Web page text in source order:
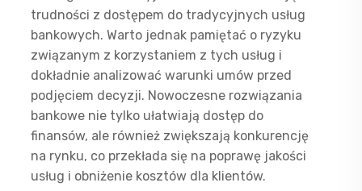
trudności z dostępem do tradycyjnych usług
bankowych. Warto jednak pamiętać o ryzyku
związanym z korzystaniem z tych usług i
dokładnie analizować warunki umów przed
podjęciem decyzji. Nowoczesne rozwiązania
bankowe nie tylko ułatwiają dostęp do
finansów, ale również zwiększają konkurencję
na rynku, co przekłada się na poprawę jakości
usług i obniżenie kosztów dla klientów.